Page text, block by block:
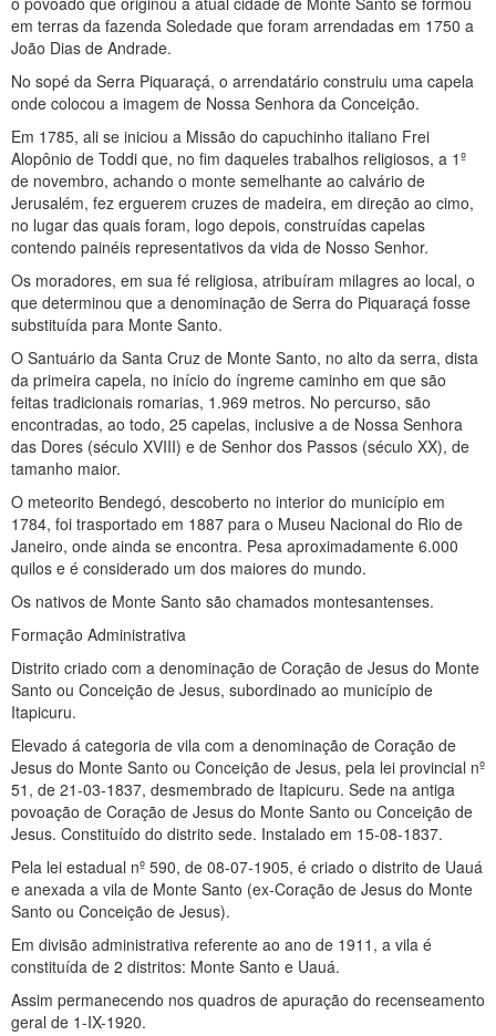
em terras da fazenda Soledade que foram arrendadas em 1750 a
João Dias de Andrade.
No sopé da Serra Piquaraçá, o arrendatário construiu uma capela
onde colocou a imagem de Nossa Senhora da Conceição.
Em 1785, ali se iniciou a Missão do capuchinho italiano Frei
Alopônio de Toddi que, no fim daqueles trabalhos religiosos, a 1º
de novembro, achando o monte semelhante ao calvário de
Jerusalém, fez erguerem cruzes de madeira, em direção ao cimo,
no lugar das quais foram, logo depois, construídas capelas
contendo painéis representativos da vida de Nosso Senhor.
Os moradores, em sua fé religiosa, atribuíram milagres ao local, o
que determinou que a denominação de Serra do Piquaraçá fosse
substituída para Monte Santo.
O Santuário da Santa Cruz de Monte Santo, no alto da serra, dista
da primeira capela, no início do íngreme caminho em que são
feitas tradicionais romarias, 1.969 metros. No percurso, são
encontradas, ao todo, 25 capelas, inclusive a de Nossa Senhora
das Dores (século XVIII) e de Senhor dos Passos (século XX), de
tamanho maior.
O meteorito Bendegó, descoberto no interior do município em
1784, foi trasportado em 1887 para o Museu Nacional do Rio de
Janeiro, onde ainda se encontra. Pesa aproximadamente 6.000
quilos e é considerado um dos maiores do mundo.
Os nativos de Monte Santo são chamados montesantenses.
Formação Administrativa
Distrito criado com a denominação de Coração de Jesus do Monte
Santo ou Conceição de Jesus, subordinado ao município de
Itapicuru.
Elevado á categoria de vila com a denominação de Coração de
Jesus do Monte Santo ou Conceição de Jesus, pela lei provincial nº
51, de 21-03-1837, desmembrado de Itapicuru. Sede na antiga
povoação de Coração de Jesus do Monte Santo ou Conceição de
Jesus. Constituído do distrito sede. Instalado em 15-08-1837.
Pela lei estadual nº 590, de 08-07-1905, é criado o distrito de Uauá
e anexada a vila de Monte Santo (ex-Coração de Jesus do Monte
Santo ou Conceição de Jesus).
Em divisão administrativa referente ao ano de 1911, a vila é
constituída de 2 distritos: Monte Santo e Uauá.
Assim permanecendo nos quadros de apuração do recenseamento
geral de 1-IX-1920.